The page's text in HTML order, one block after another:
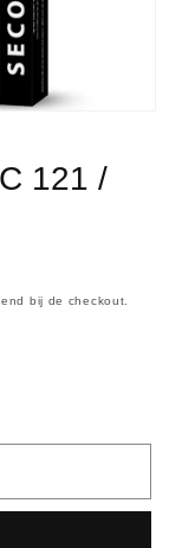
121 /
bij de checkout.